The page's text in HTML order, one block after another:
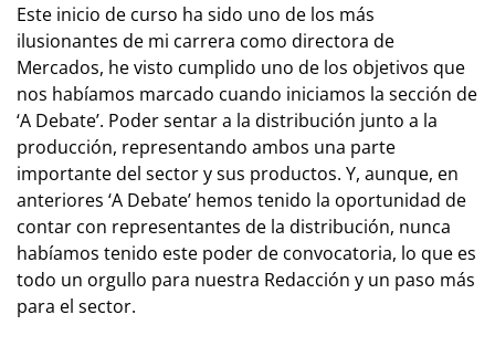
Este inicio de curso ha sido uno de los más
ilusionantes de mi carrera como directora de
Mercados, he visto cumplido uno de los objetivos que
nos habíamos marcado cuando iniciamos la sección de
‘A Debate’. Poder sentar a la distribución junto a la
producción, representando ambos una parte
importante del sector y sus productos. Y, aunque, en
anteriores ‘A Debate’ hemos tenido la oportunidad de
contar con representantes de la distribución, nunca
habíamos tenido este poder de convocatoria, lo que es
todo un orgullo para nuestra Redacción y un paso más
para el sector.